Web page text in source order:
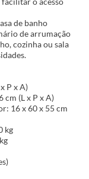
de banho
de arrumação
cozinha ou sala
P x A)
cm (L x P x A)
16 x 60 x 55 cm
kg